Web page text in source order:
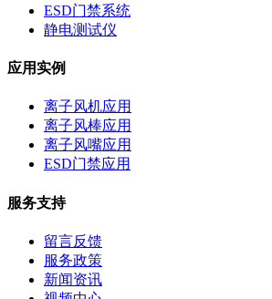
ESD门禁系统
静电测试仪
应用实例
离子风机应用
离子风棒应用
离子风嘴应用
ESD门禁应用
服务支持
留言反馈
服务政策
新闻资讯